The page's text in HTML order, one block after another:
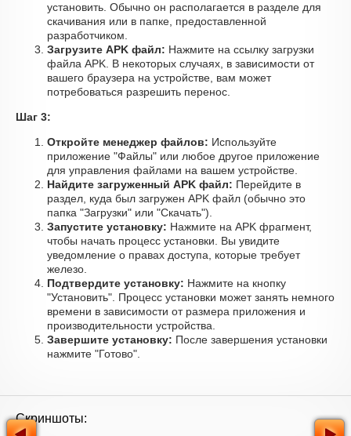
установить. Обычно он располагается в разделе для
скачивания или в папке, предоставленной
разработчиком.
Загрузите APK файл: Нажмите на ссылку загрузки
файла APK. В некоторых случаях, в зависимости от
вашего браузера на устройстве, вам может
потребоваться разрешить перенос.
Шаг 3:
Откройте менеджер файлов: Используйте
приложение "Файлы" или любое другое приложение
для управления файлами на вашем устройстве.
Найдите загруженный APK файл: Перейдите в
раздел, куда был загружен APK файл (обычно это
папка "Загрузки" или "Скачать").
Запустите установку: Нажмите на APK фрагмент,
чтобы начать процесс установки. Вы увидите
уведомление о правах доступа, которые требует
железо.
Подтвердите установку: Нажмите на кнопку
"Установить". Процесс установки может занять немного
времени в зависимости от размера приложения и
производительности устройства.
Завершите установку: После завершения установки
нажмите "Готово".
Скриншоты: